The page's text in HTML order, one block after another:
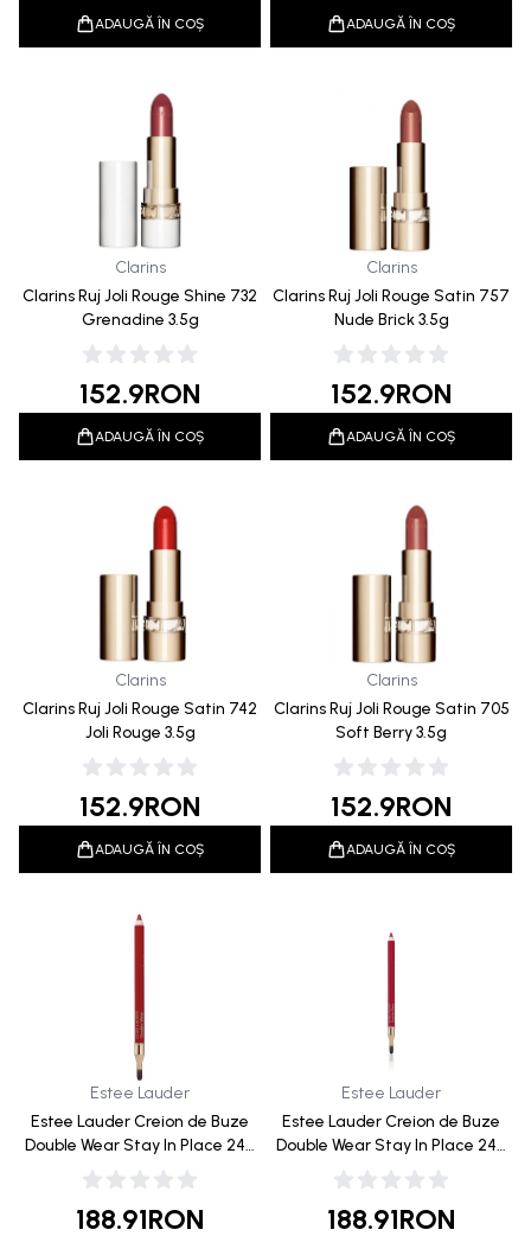
ADAUGĂ ÎN COȘ ADAUGĂ ÎN COȘ
Clarins
Clarins Ruj Joli Rouge Shine 732
Grenadine 3.5g
152.9RON
ADAUGĂ ÎN COȘ
Clarins
Clarins Ruj Joli Rouge Satin 757
Nude Brick 3.5g
152.9RON
ADAUGĂ ÎN COȘ
Clarins
Clarins Ruj Joli Rouge Satin 742
Joli Rouge 3.5g
152.9RON
ADAUGĂ ÎN COȘ
Clarins
Clarins Ruj Joli Rouge Satin 705
Soft Berry 3.5g
152.9RON
ADAUGĂ ÎN COȘ
Estee Lauder
Estee Lauder Creion de Buze
Double Wear Stay In Place 24H
557 Fragile Ego 1.2g
188.91RON
Estee Lauder
Estee Lauder Creion de Buze
Double Wear Stay In Place 24H
420 Rebellious Rose 1.2g
188.91RON